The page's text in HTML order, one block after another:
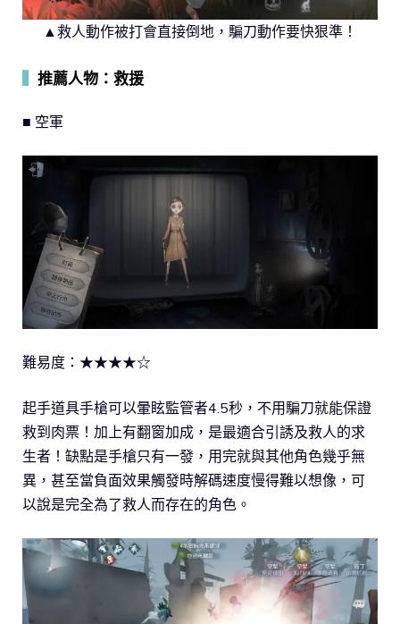
▲救人動作被打會直接倒地，騙刀動作要快狠準！
推薦人物：救援
■ 空軍
難易度：★★★★☆
起手道具手槍可以暈眩監管者4.5秒，不用騙刀就能保證
救到肉票！加上有翻窗加成，是最適合引誘及救人的求
生者！缺點是手槍只有一發，用完就與其他角色幾乎無
異，甚至當負面效果觸發時解碼速度慢得難以想像，可
以說是完全為了救人而存在的角色。